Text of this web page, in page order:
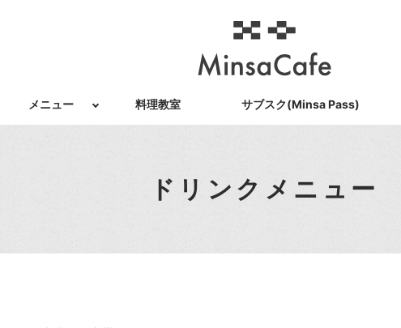
メニュー 料理教室 サブスク(Minsa Pass)
ドリンクメニュー